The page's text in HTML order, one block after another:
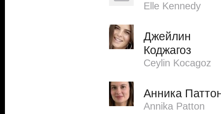
Elle Kennedy
Джейлин
Коджагоз
Ceylin Kocagoz
Анника
Annika Patton